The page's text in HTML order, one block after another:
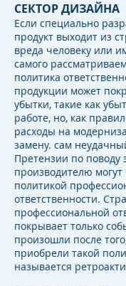
СЕКТОР ДИЗАЙНА
Если специально
продукт выходит из
вреда человеку или
самого
политика
продукции может
убытки, такие как
работе, но, как
расходы на
замену. сам
Претензии по поводу
производителю
политикой
ответственности.
профессиональной
покрывает только
произошли после
приобрели такой
называется